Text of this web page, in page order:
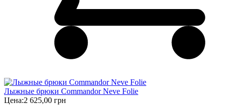
Лыжные брюки Commandor Neve Folie
Цена:2 625,00 грн